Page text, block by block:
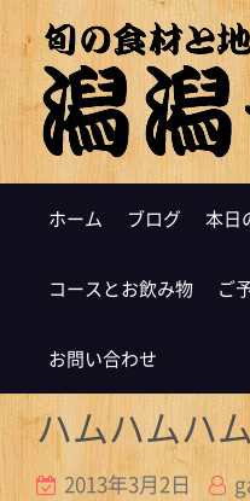
ホーム ブログ 本日
コースとお飲み物 ご
お問い合わせ
ハムハムハム
2013年3月2日